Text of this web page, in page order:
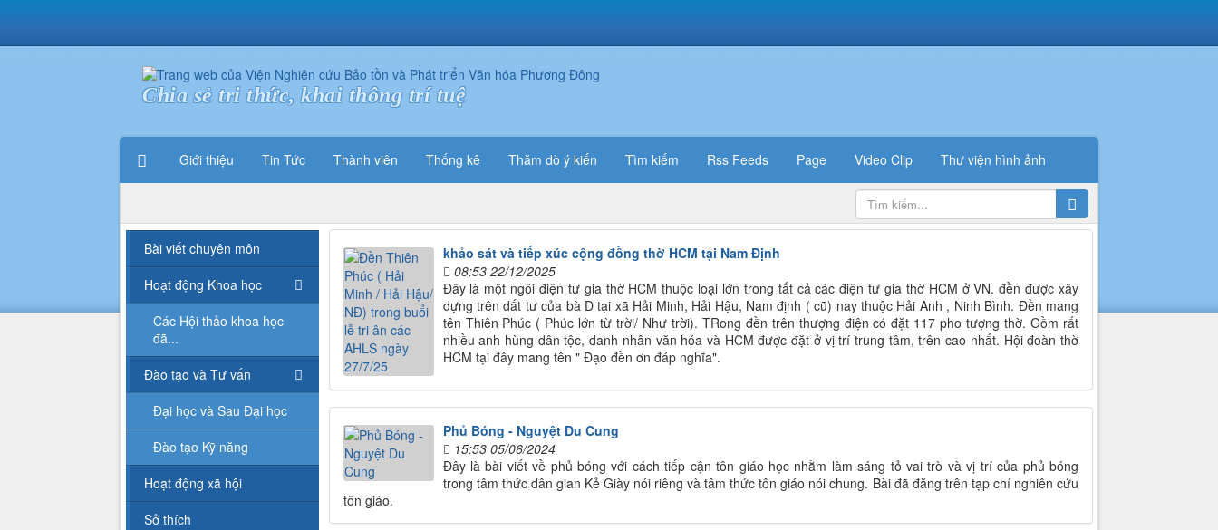
Chia sẻ tri thức, khai thông trí tuệ
Giới thiệu Tin Tức Thành viên Thống kê Thăm dò ý kiến Tìm kiếm Rss Feeds Page Video Clip Thư viện hình ảnh
khảo sát và tiếp xúc cộng đồng thờ HCM tại Nam Định
08:53 22/12/2025
Đây là một ngôi điện tư gia thờ HCM thuộc loại lớn trong tất cả các điện tư gia thờ HCM ở VN. đền được xây
dựng trên dất tư của bà D tại xã Hải Minh, Hải Hậu, Nam định ( cũ) nay thuộc Hải Anh , Ninh Bình. Đền mang
tên Thiên Phúc ( Phúc lớn từ trời/ Như trời). TRong đền trên thượng điện có đặt 117 pho tượng thờ. Gồm rất
nhiều anh hùng dân tộc, danh nhân văn hóa và HCM được đặt ở vị trí trung tâm, trên cao nhất. Hội đoàn thờ
HCM tại đây mang tên " Đạo đền ơn đáp nghĩa".
Phủ Bóng - Nguyệt Du Cung
15:53 05/06/2024
Đây là bài viết về phủ bóng với cách tiếp cận tôn giáo học nhằm làm sáng tỏ vai trò và vị trí của phủ bóng
trong tâm thức dân gian Kẻ Giày nói riêng và tâm thức tôn giáo nói chung. Bài đã đăng trên tạp chí nghiên cứu
tôn giáo.
Bài viết chuyên môn
Hoạt động Khoa học
Các Hội thảo khoa học
đã...
Đào tạo và Tư vấn
Đại học và Sau Đại học
Đào tạo Kỹ năng
Hoạt động xã hội
Sở thích